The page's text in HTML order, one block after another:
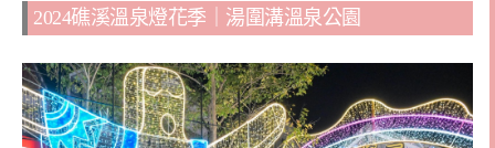
2024礁溪溫泉燈花季｜湯圍溝溫泉公園